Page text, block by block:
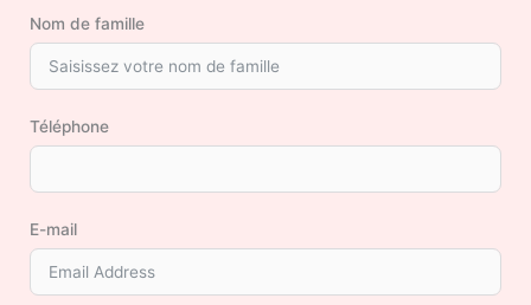
Nom de famille
Téléphone
E-mail